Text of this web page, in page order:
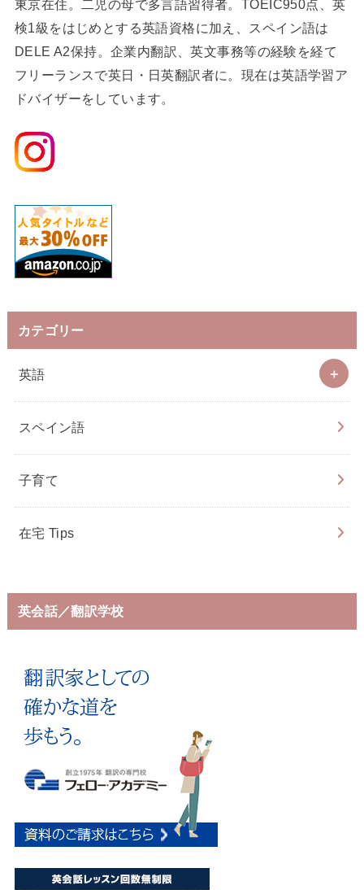
東京在住。二児の母で多言語習得者。TOEIC950点、英
検1級をはじめとする英語資格に加え、スペイン語は
DELE A2保持。企業内翻訳、英文事務等の経験を経て
フリーランスで英日・日英翻訳者に。現在は英語学習ア
ドバイザーをしています。
カテゴリー
英語
スペイン語
子育て
在宅 Tips
英会話／翻訳学校